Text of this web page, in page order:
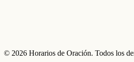
© 2026 Horarios de Oración. Todos los